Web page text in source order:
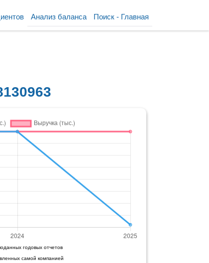
Поиск - Главная
Анализ баланса
годовых отчетов
самой компанией